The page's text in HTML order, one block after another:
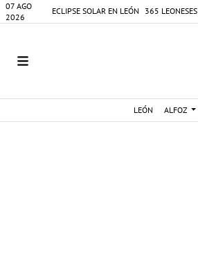
07 AGO
2026
ECLIPSE SOLAR EN LEÓN 365 LEONESES
LEÓN ALFOZ